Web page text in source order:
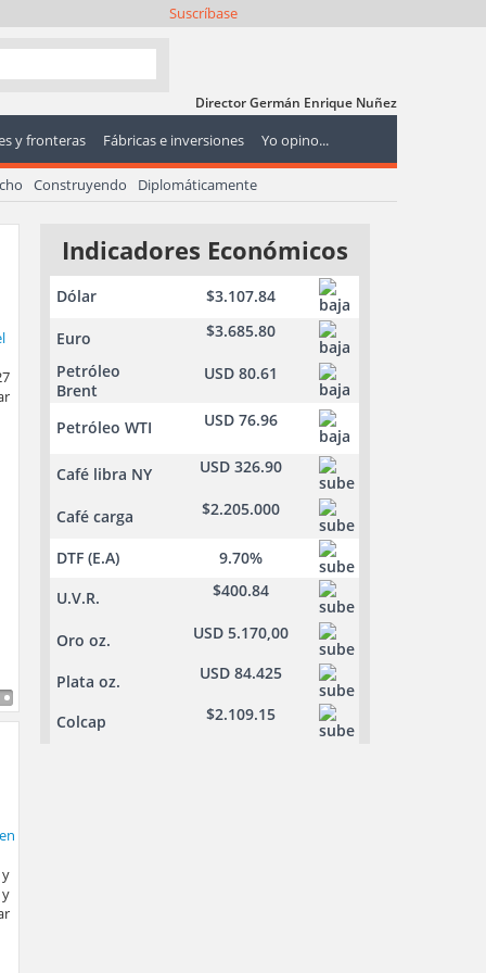
Suscríbase
Director Germán Enrique Nuñez
y fronteras Fábricas e inversiones Yo opino...
Construyendo Diplomáticamente
Indicadores Económicos
Dólar $3.107.84
Euro
$3.685.80
Petróleo
Brent
USD 80.61
Petróleo WTI USD 76.96
Café libra NY USD 326.90
Café carga $2.205.000
DTF (E.A)
9.70%
U.V.R.
$400.84
Oro oz. USD 5.170,00
Plata oz. USD 84.425
Colcap $2.109.15